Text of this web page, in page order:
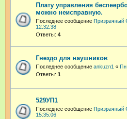
Плату управления
можно неисправную.
Последнее сообщение Призрачный
12:32:38
Ответы: 4
Гнездо для наушников
Последнее сообщение ankuzn1 «
Ответы: 1
529УП1
Последнее сообщение Призрачный
15:35:06